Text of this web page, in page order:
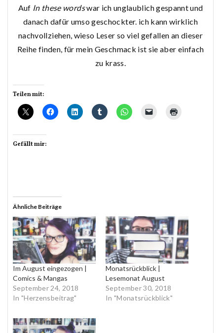
Auf In these wordswar ich unglaublich gespannt und
danach dafür umso geschockter. ich kann wirklich
nachvollziehen, wieso Leser so viel gefallen an dieser
Reihe finden, für mein Geschmack ist sie aber einfach
zu krass.
Teilen mit:
Gefällt mir:
Ähnliche Beiträge
Im August eingezogen |
Comics & Mangas
September 24, 2018
In "Herzensbeitrag"
Monatsrückblick |
Lesemonat August
September 30, 2018
In "Monatsrückblick"